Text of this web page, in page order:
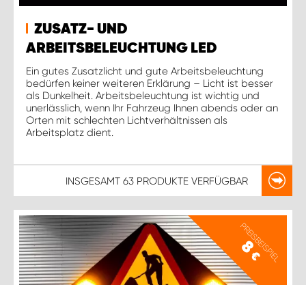
ZUSATZ- UND
ARBEITSBELEUCHTUNG LED
Ein gutes Zusatzlicht und gute Arbeitsbeleuchtung
bedürfen keiner weiteren Erklärung – Licht ist besser
als Dunkelheit. Arbeitsbeleuchtung ist wichtig und
unerlässlich, wenn Ihr Fahrzeug Ihnen abends oder an
Orten mit schlechten Lichtverhältnissen als
Arbeitsplatz dient.
INSGESAMT 63 PRODUKTE VERFÜGBAR
PREISBEISPIEL
8
€